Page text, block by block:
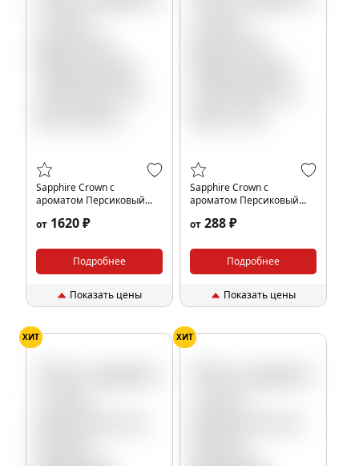
Sapphire Crown с
ароматом Персиковый
от 1620 ₽
Подробнее
Показать цены
Sapphire Crown с
ароматом Персиковый
от 288 ₽
Подробнее
Показать цены
ХИТ ХИТ